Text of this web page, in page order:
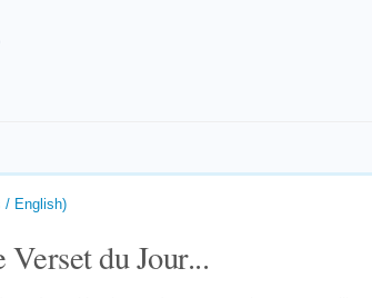
/ English)
Verset du Jour...